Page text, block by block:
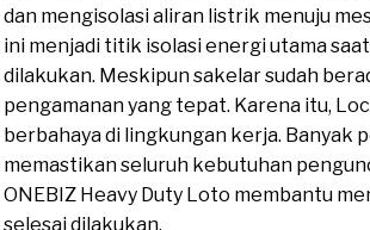
dan mengisolasi aliran listrik menuju
ini menjadi titik isolasi energi utama
dilakukan. Meskipun sakelar sudah
pengamanan yang tepat. Karena itu,
berbahaya di lingkungan kerja.
memastikan seluruh kebutuhan
ONEBIZ Heavy Duty Loto membantu
selesai dilakukan.